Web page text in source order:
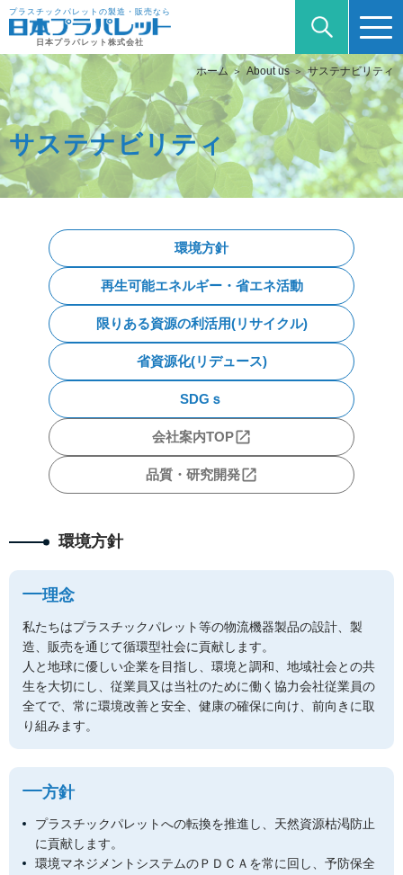
プラスチックパレットの製造・販売なら
日本プラパレット株式会社
ホーム About us サステナビリティ
サステナビリティ
環境方針
再生可能エネルギー・省エネ活動
限りある資源の利活用(リサイクル)
省資源化(リデュース)
SDGｓ
会社案内TOP
品質・研究開発
環境方針
理念
私たちはプラスチックパレット等の物流機器製品の設計、製
造、販売を通じて循環型社会に貢献します。
人と地球に優しい企業を目指し、環境と調和、地域社会との共
生を大切にし、従業員又は当社のために働く協力会社従業員の
全てで、常に環境改善と安全、健康の確保に向け、前向きに取
り組みます。
方針
プラスチックパレットへの転換を推進し、天然資源枯渇防止
に貢献します。
環境マネジメントシステムのＰＤＣＡを常に回し、予防保全